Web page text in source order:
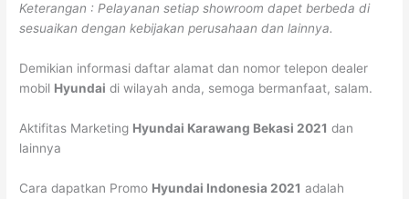
Keterangan : Pelayanan setiap showroom dapet berbeda di
sesuaikan dengan kebijakan perusahaan dan lainnya.
Demikian informasi daftar alamat dan nomor telepon dealer
mobil Hyundai di wilayah anda, semoga bermanfaat, salam.
Aktifitas Marketing Hyundai Karawang Bekasi 2021 dan
lainnya
Cara dapatkan Promo Hyundai Indonesia 2021 adalah